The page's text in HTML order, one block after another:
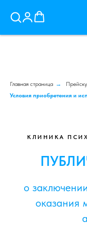
Главная страница →
Условия приобретения и
КЛИНИКА
о
оказания